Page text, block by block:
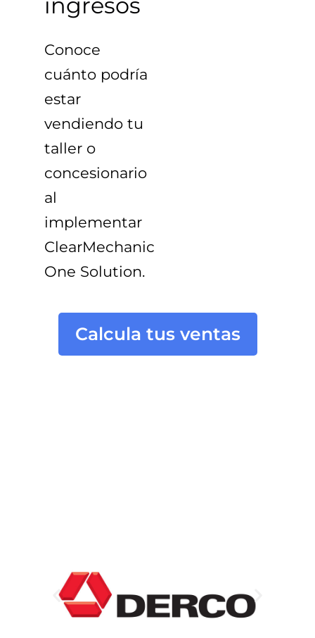
Conoce
cuánto podría
estar
vendiendo tu
taller o
concesionario
al
implementar
ClearMechanic
One Solution.
Calcula tus ventas